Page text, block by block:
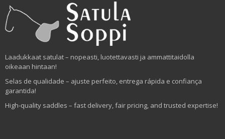
Laadukkaat satulat – nopeasti, luotettavasti ja ammattitaidolla
oikeaan hintaan!
Selas de qualidade – ajuste perfeito, entrega rápida e confiança
garantida!
High-quality saddles – fast delivery, fair pricing, and trusted expertise!